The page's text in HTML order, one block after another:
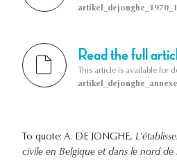
Read the full
This article is available for
To quote: A. DE JONGHE,
civile en Belgique et dans le nord de